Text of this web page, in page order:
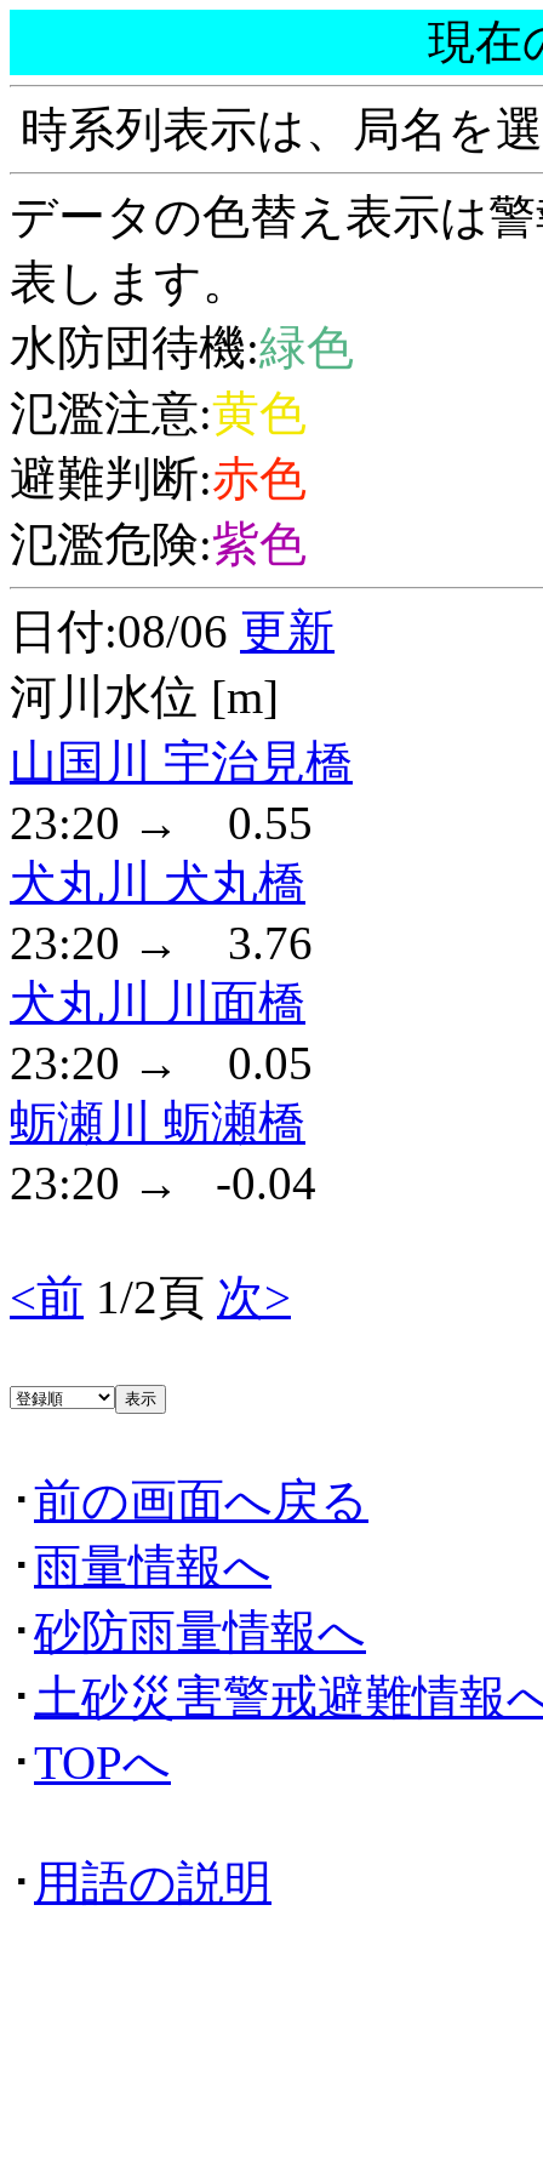
現在
時系列表示は、局名を
データの色替え表示は
表します。
水防団待機:緑色
氾濫注意:黄色
避難判断:赤色
氾濫危険:紫色
日付:08/06 更新
河川水位 [m]
山国川 宇治見橋
23:20 → 0.55
犬丸川 犬丸橋
23:20 → 3.76
犬丸川 川面橋
23:20 → 0.05
蛎瀬川 蛎瀬橋
23:20 → -0.04
<前 1/2頁 次>
･前の画面へ戻る
･雨量情報へ
･砂防雨量情報へ
･ 土砂災害警戒避難情報
･TOPへ
･ 用語の説明